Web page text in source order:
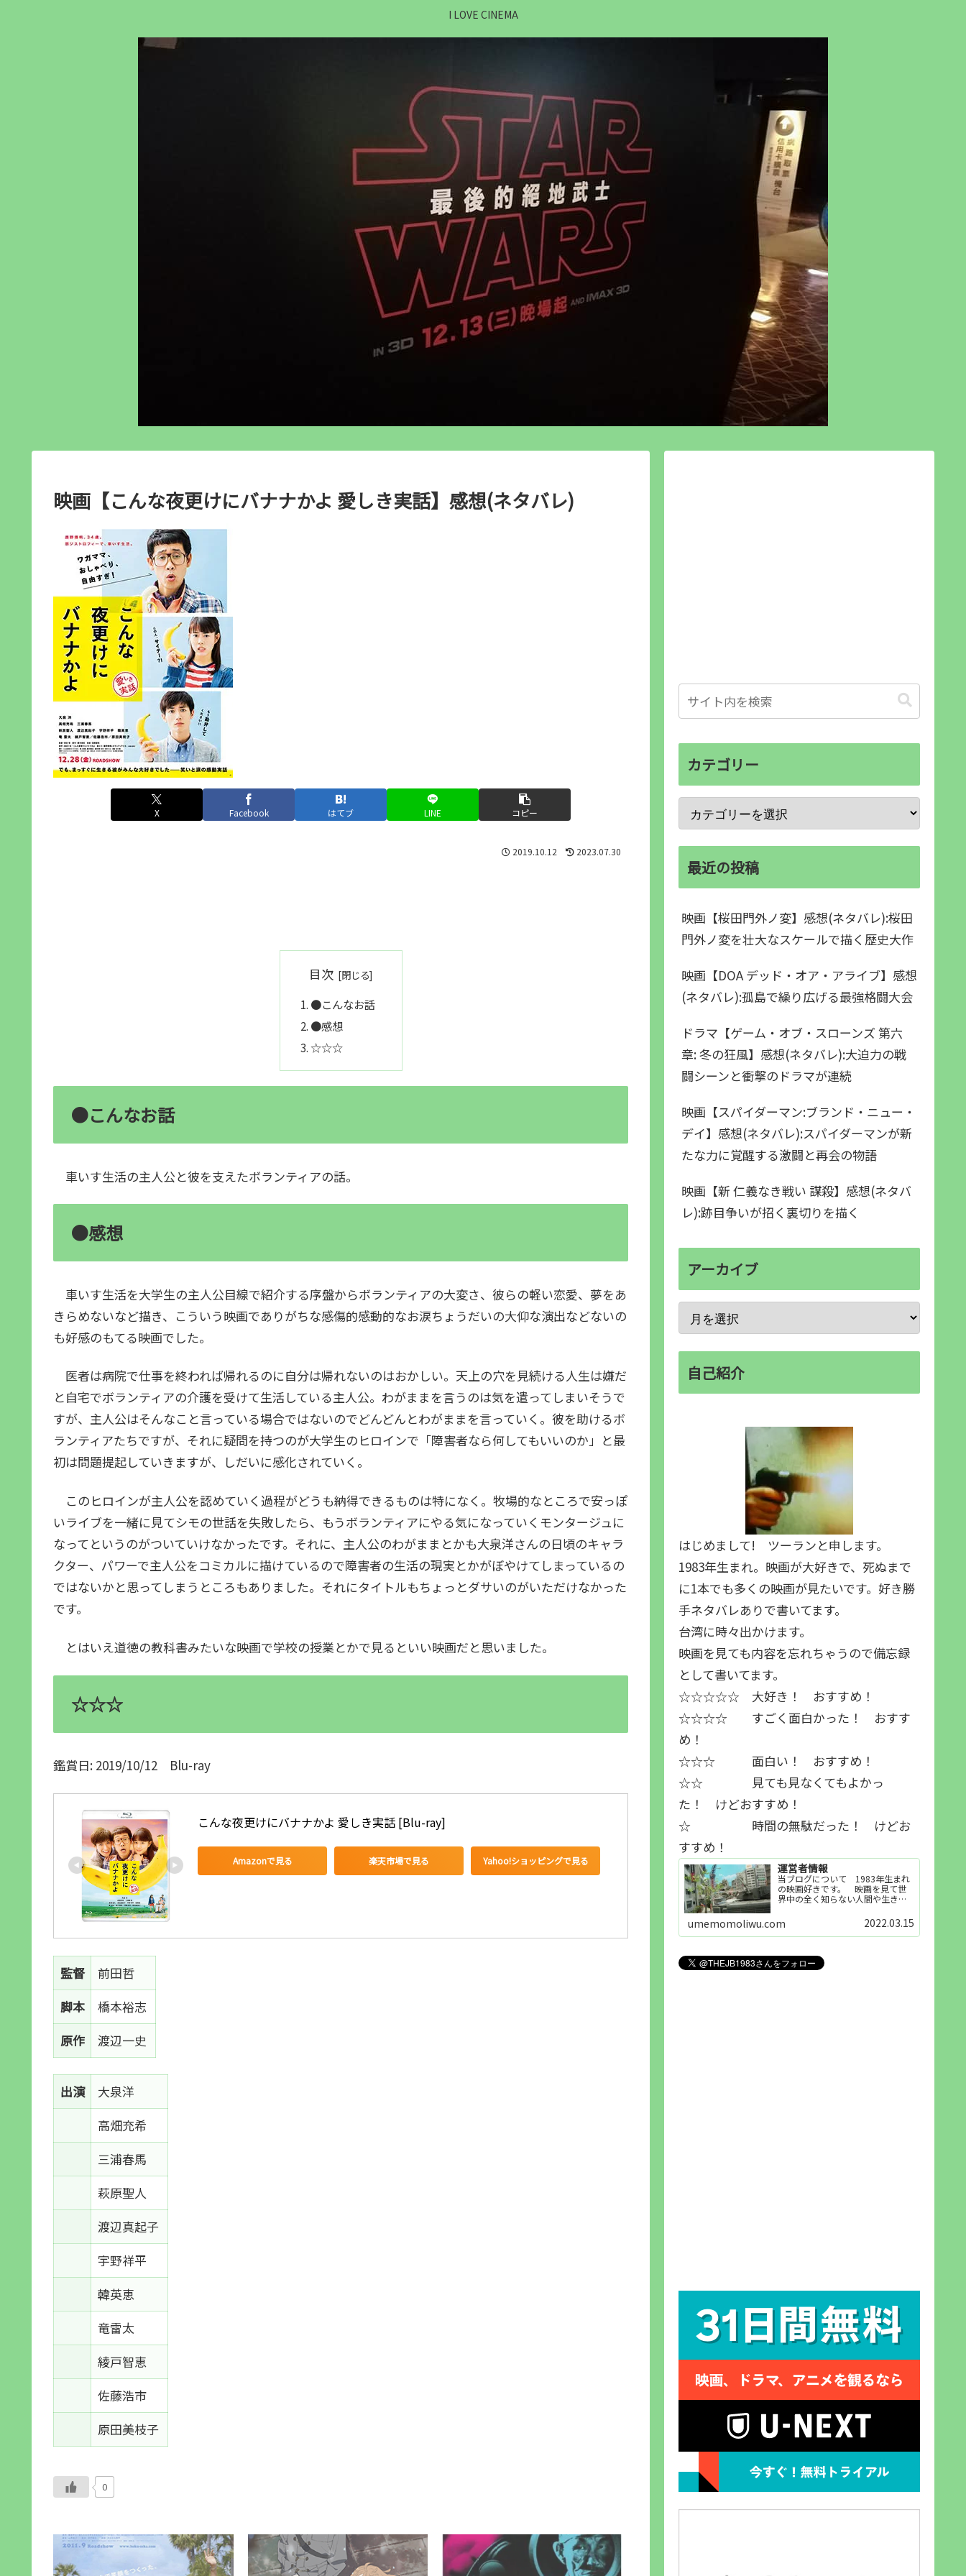
I LOVE CINEMA
映画【こんな夜更けにバナナかよ 愛しき実話】感想(ネタバレ)
X Facebook はてブ LINE コピー
2019.10.12 2023.07.30
目次
●こんなお話
●感想
☆☆☆
●こんなお話
車いす生活の主人公と彼を支えたボランティアの話。
●感想
車いす生活を大学生の主人公目線で紹介する序盤からボランティアの大変さ、彼らの軽い恋愛、夢をあ
きらめないなど描き、こういう映画でありがちな感傷的感動的なお涙ちょうだいの大仰な演出などないの
も好感のもてる映画でした。
医者は病院で仕事を終われば帰れるのに自分は帰れないのはおかしい。天上の穴を見続ける人生は嫌だ
と自宅でボランティアの介護を受けて生活している主人公。わがままを言うのは気を遣ってしまいそうで
すが、主人公はそんなこと言っている場合ではないのでどんどんとわがままを言っていく。彼を助けるボ
ランティアたちですが、それに疑問を持つのが大学生のヒロインで「障害者なら何してもいいのか」と最
初は問題提起していきますが、しだいに感化されていく。
このヒロインが主人公を認めていく過程がどうも納得できるものは特になく。牧場的なところで安っぽ
いライブを一緒に見てシモの世話を失敗したら、もうボランティアにやる気になっていくモンタージュに
なってというのがついていけなかったです。それに、主人公のわがままとかも大泉洋さんの日頃のキャラ
クター、パワーで主人公をコミカルに描けているので障害者の生活の現実とかがぼやけてしまっているの
ではないかと思ってしまうところもありました。それにタイトルもちょっとダサいのがいただけなかった
です。
とはいえ道徳の教科書みたいな映画で学校の授業とかで見るといい映画だと思いました。
☆☆☆
鑑賞日: 2019/10/12 Blu-ray
こんな夜更けにバナナかよ 愛しき実話 [Blu-ray]
Amazonで見る 楽天市場で見る Yahoo!ショッピングで見る
監督
前田哲
脚本
橋本裕志
原作
渡辺一史
出演
大泉洋
高畑充希
三浦春馬
萩原聖人
渡辺真起子
宇野祥平
韓英恵
竜雷太
綾戸智恵
佐藤浩市
原田美枝子
0
カテゴリー
最近の投稿
映画【桜田門外ノ変】感想(ネタバレ):桜田
門外ノ変を壮大なスケールで描く歴史大作
映画【DOA デッド・オア・アライブ】感想
(ネタバレ):孤島で繰り広げる最強格闘大会
ドラマ【ゲーム・オブ・スローンズ 第六
章: 冬の狂風】感想(ネタバレ):大迫力の戦
闘シーンと衝撃のドラマが連続
映画【スパイダーマン:ブランド・ニュー・
デイ】感想(ネタバレ):スパイダーマンが新
たな力に覚醒する激闘と再会の物語
映画【新 仁義なき戦い 謀殺】感想(ネタバ
レ):跡目争いが招く裏切りを描く
アーカイブ
自己紹介
はじめまして! ツーランと申します。
1983年生まれ。映画が大好きで、死ぬまで
に1本でも多くの映画が見たいです。好き勝
手ネタバレありで書いてます。
台湾に時々出かけます。
映画を見ても内容を忘れちゃうので備忘録
として書いてます。
☆☆☆☆☆ 大好き！ おすすめ！
☆☆☆☆ すごく面白かった！ おすす
め！
☆☆☆ 面白い！ おすすめ！
☆☆ 見ても見なくてもよかっ
た！ けどおすすめ！
☆ 時間の無駄だった！ けどお
すすめ！
運営者情報
当ブログについて 1983年生まれ
の映画好きです。 映画を見て世
界中の全く知らない人間や生き物
世界知らない世界に触れることが
好きで映画を見てます。「映画を
見られれば幸福度を高い」とわか
umemomoliwu.com 2022.03.15